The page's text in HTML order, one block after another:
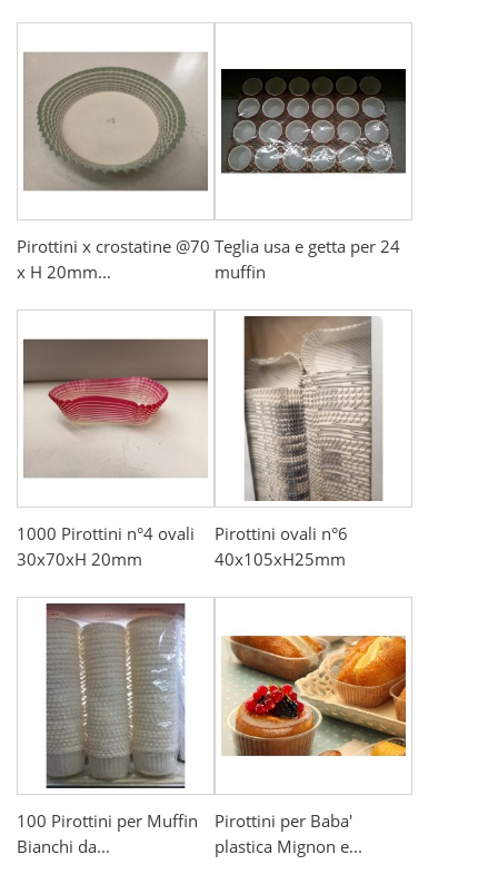
Pirottini x crostatine @70
x H 20mm...
Teglia usa e getta per 24
muffin
1000 Pirottini n°4 ovali
30x70xH 20mm
Pirottini ovali n°6
40x105xH25mm
100 Pirottini per Muffin
Bianchi da...
Pirottini per Baba'
plastica Mignon e...